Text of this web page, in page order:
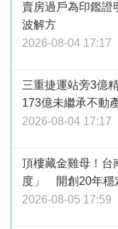
賣房過戶為印鑑
波解方
2026-08-04 17:17
三重捷運站旁3億
173億未繼承不動
2026-08-04 17:17
頂樓藏金雞母！台
度」 開創20年穩
2026-08-05 17:59